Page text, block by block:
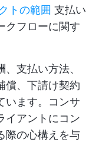
トの範囲 支払い
クフローに関す
支払い方法、
償、下請け契約
います。コンサ
イアントにコン
際の心構えを与